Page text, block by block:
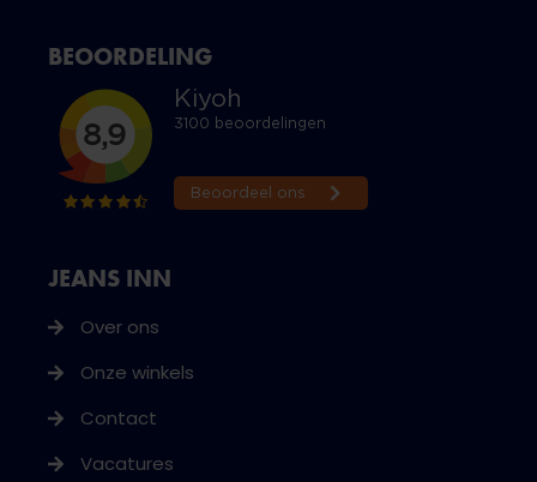
JEANS INN
Over ons
Onze winkels
Contact
Vacatures
BEOORDELING